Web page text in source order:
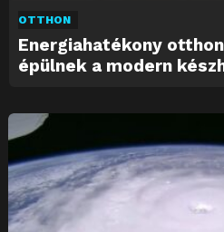
OTTHON
Energiahatékony
épülnek a modern